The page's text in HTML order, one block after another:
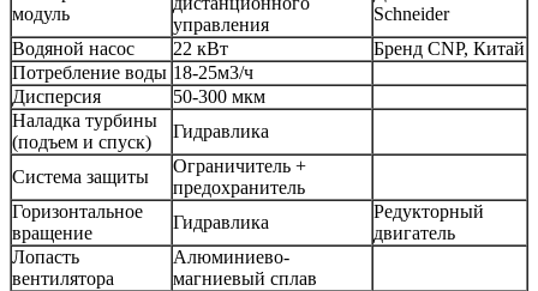
модуль
управления
Schneider
Водяной насос
22 кВт
Бренд CNP, Китай
Потребление воды 18-25м3/ч
Дисперсия
50-300 мкм
Наладка турбины
(подъем и спуск)
Гидравлика
Система защиты
Ограничитель +
предохранитель
Горизонтальное
вращение
Гидравлика
Редукторный
двигатель
Лопасть
вентилятора
Алюминиево-
магниевый сплав